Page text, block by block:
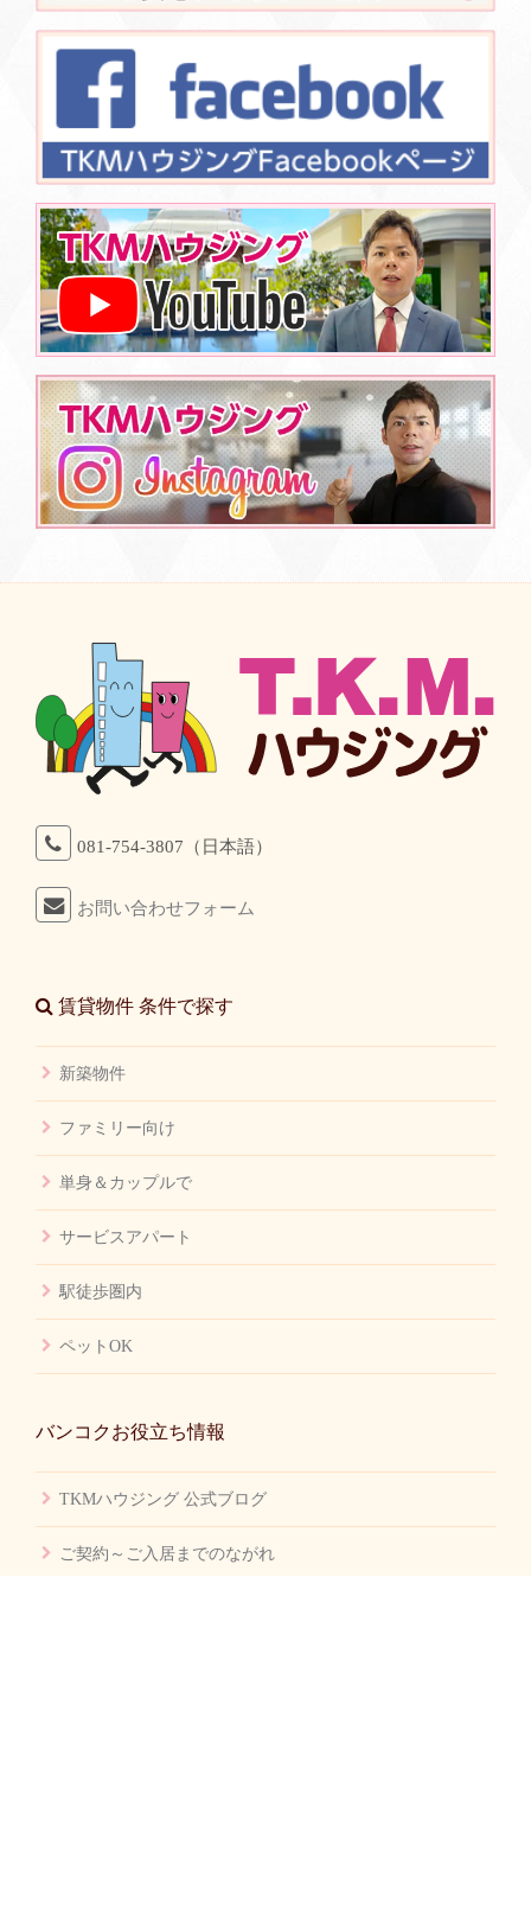
081-754-3807（日本語）
お問い合わせフォーム
賃貸物件 条件で探す
新築物件
ファミリー向け
単身＆カップルで
サービスアパート
駅徒歩圏内
ペットOK
バンコクお役立ち情報
TKMハウジング 公式ブログ
ご契約～ご入居までのながれ